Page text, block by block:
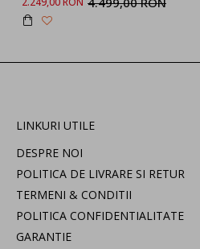
LINKURI UTILE
DESPRE NOI
POLITICA DE LIVRARE SI RETUR
TERMENI & CONDITII
POLITICA CONFIDENTIALITATE
GARANTIE